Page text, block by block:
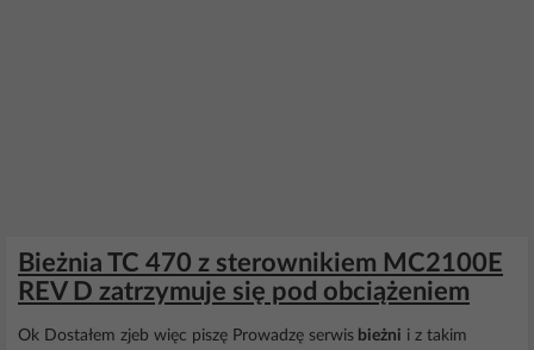
Bieżnia TC 470 z sterownikiem MC2100E
REV D zatrzymuje się pod obciążeniem
Ok Dostałem zjeb więc piszę Prowadzę serwis bieżni i z takim